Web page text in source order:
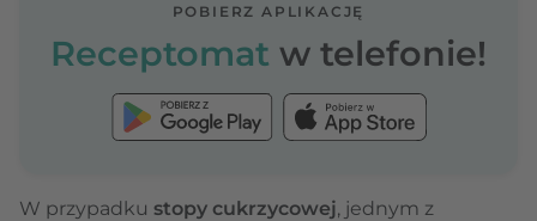
POBIERZ APLIKACJĘ
Receptomat w telefonie!
W przypadku stopy cukrzycowej, jednym z